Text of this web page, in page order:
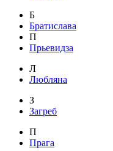
Б
Братислава
П
Прьевидза
Л
Любляна
З
Загреб
П
Прага